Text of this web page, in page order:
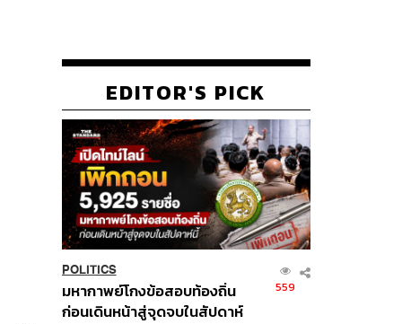
EDITOR'S PICK
POLITICS
มหากาพย์โกงข้อสอบท้องถิ่น
ก่อนเดินหน้าสู่จุดจบในสัปดาห์
559